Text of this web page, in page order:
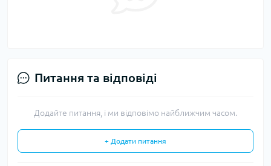
Питання та відповіді
Додайте питання, і ми відповімо найближчим часом.
+ Додати питання